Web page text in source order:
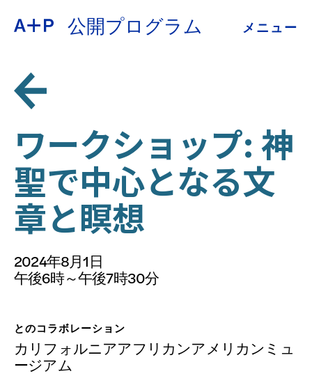
公開プログラム メニュー
約
教育
青少年の育成
展示会
公開プログラム
アーカイブ
寄付
ESPAÑOL
普通话
日本語
ワークショップ: 神
聖で中心となる文
章と瞑想
2024年8月1日
午後6時～午後7時30分
とのコラボレーション
カリフォルニアアフリカンアメリカンミュ
ージアム